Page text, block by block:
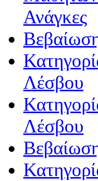
Ανάγκες
Λέσβου
Λέσβου